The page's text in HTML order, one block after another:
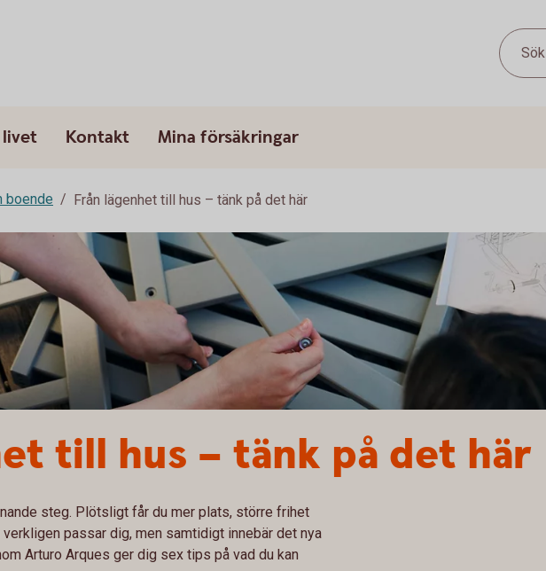
Sök
livet Kontakt Mina försäkringar
boende Från lägenhet till hus – tänk på det här
till hus – tänk på det här
steg. Plötsligt får du mer plats, större frihet
passar dig, men samtidigt innebär det nya
Arturo Arques ger dig sex tips på vad du kan